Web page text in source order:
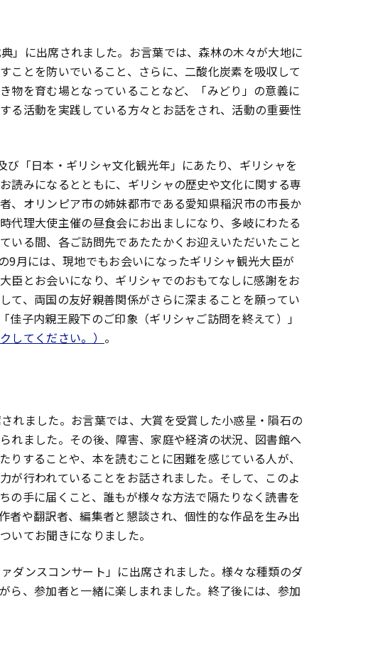
」に出席されました。お言葉では、森林の木々が大地に
ことを防いでいること、さらに、二酸化炭素を吸収して
物を育む場となっていることなど、「みどり」の意義に
る活動を実践している方々とお話をされ、活動の重要性
「日本・ギリシャ文化観光年」にあたり、ギリシャを
読みになるとともに、ギリシャの歴史や文化に関する専
、オリンピア市の姉妹都市である愛知県稲沢市の市長か
代理大使主催の昼食会にお出ましになり、多岐にわたる
いる間、各ご訪問先であたたかくお迎えいただいたこと
9月には、現地でもお会いになったギリシャ観光大臣が
臣とお会いになり、ギリシャでのおもてなしに感謝をお
て、両国の友好親善関係がさらに深まることを願ってい
子内親王殿下のご印象（ギリシャご訪問を終えて）」
してください。） 。
れました。お言葉では、大賞を受賞した小惑星・隕石の
れました。その後、障害、家庭や経済の状況、図書館へ
することや、本を読むことに困難を感じている人が、
が行われていることをお話されました。そして、このよ
の手に届くこと、誰もが様々な方法で隔たりなく読書を
者や翻訳者、編集者と懇談され、個性的な作品を生み出
いてお聞きになりました。
ダンスコンサート」に出席されました。様々な種類のダ
ら、参加者と一緒に楽しまれました。終了後には、参加